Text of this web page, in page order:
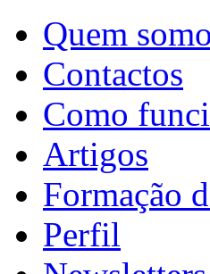
Quem
Contactos
Como
Artigos
Formação
Perfil